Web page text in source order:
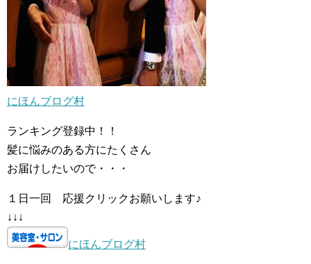
にほんブログ村
ランキング登録中！！
髪に悩みのある方にたくさん
お届けしたいので・・・
１日一回 応援クリックお願いします♪
↓↓↓
にほんブログ村